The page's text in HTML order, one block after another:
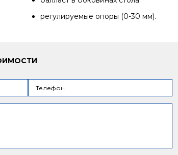
регулируемые опоры (0-30 мм).